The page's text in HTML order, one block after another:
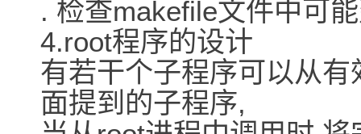
. 检查makefile文件中可
4.root程序的设计
有若干个子程序可以从
面提到的子程序,